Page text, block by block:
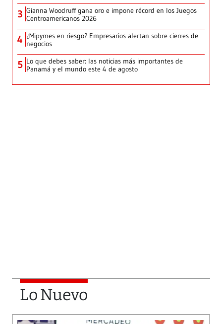
3 Gianna Woodruff gana oro e impone récord en los Juegos
Centroamericanos 2026
4 ¿Mipymes en riesgo? Empresarios alertan sobre cierres de
negocios
5 Lo que debes saber: las noticias más importantes de
Panamá y el mundo este 4 de agosto
Lo Nuevo